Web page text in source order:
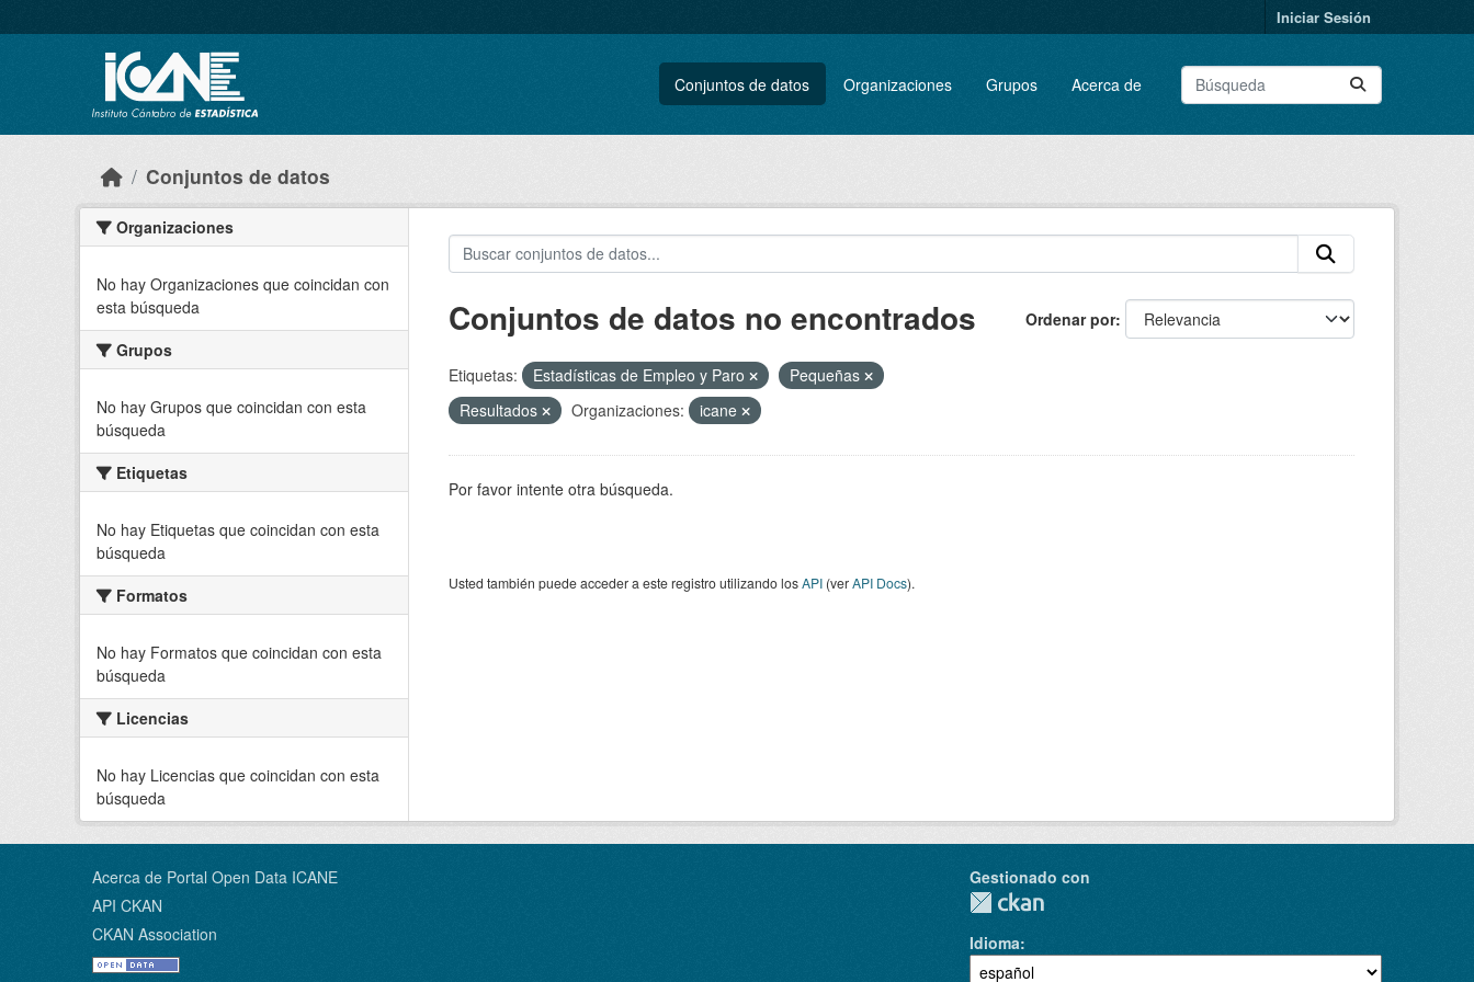
Iniciar Sesión
Conjuntos de datos Organizaciones Grupos Acerca de
Conjuntos de datos
Organizaciones
No hay Organizaciones que coincidan con
esta búsqueda
Grupos
No hay Grupos que coincidan con esta
búsqueda
Etiquetas
No hay Etiquetas que coincidan con esta
búsqueda
Formatos
No hay Formatos que coincidan con esta
búsqueda
Licencias
No hay Licencias que coincidan con esta
búsqueda
Ordenar por
Conjuntos de datos no encontrados
Etiquetas: Estadísticas de Empleo y Paro
Pequeñas
Resultados
Organizaciones: icane
Por favor intente otra búsqueda.
Usted también puede acceder a este registro utilizando losAPI(verAPI Docs).
Acerca de Portal Open Data ICANE
API CKAN
CKAN Association
Gestionado con
Idioma